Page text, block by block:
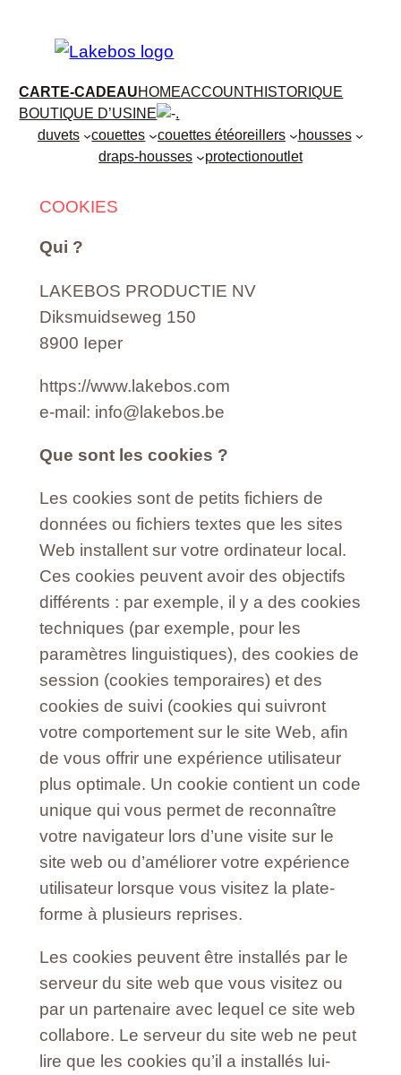
CARTE-CADEAUHOMEACCOUNTHISTORIQUE
BOUTIQUE D’USINE
.
duvets
couettes couettes étéoreillers
housses
draps-housses
protectionoutlet
COOKIES
Qui ?
LAKEBOS PRODUCTIE NV
Diksmuidseweg 150
8900 Ieper
https://www.lakebos.com
e-mail: info@lakebos.be
Que sont les cookies ?
Les cookies sont de petits fichiers de
données ou fichiers textes que les sites
Web installent sur votre ordinateur local.
Ces cookies peuvent avoir des objectifs
différents : par exemple, il y a des cookies
techniques (par exemple, pour les
paramètres linguistiques), des cookies de
session (cookies temporaires) et des
cookies de suivi (cookies qui suivront
votre comportement sur le site Web, afin
de vous offrir une expérience utilisateur
plus optimale. Un cookie contient un code
unique qui vous permet de reconnaître
votre navigateur lors d’une visite sur le
site web ou d’améliorer votre expérience
utilisateur lorsque vous visitez la plate-
forme à plusieurs reprises.
Les cookies peuvent être installés par le
serveur du site web que vous visitez ou
par un partenaire avec lequel ce site web
collabore. Le serveur du site web ne peut
lire que les cookies qu’il a installés lui-